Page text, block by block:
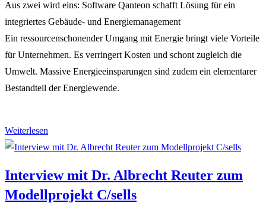
Aus zwei wird eins: Software Qanteon schafft Lösung für ein
integriertes Gebäude- und Energiemanagement
Ein ressourcenschonender Umgang mit Energie bringt viele Vorteile
für Unternehmen. Es verringert Kosten und schont zugleich die
Umwelt. Massive Energieeinsparungen sind zudem ein elementarer
Bestandteil der Energiewende.
Weiterlesen
für
integriertes
Gebäude-
Interview mit Dr. Albrecht Reuter zum
Modellprojekt C/sells